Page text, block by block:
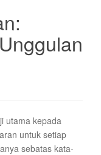
a
utama kepada
untuk setiap
sebatas kata-